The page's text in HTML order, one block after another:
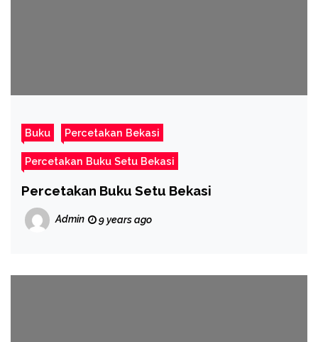
Buku Percetakan Bekasi
Percetakan Buku Setu Bekasi
Percetakan Buku Setu Bekasi
Admin 9 years ago